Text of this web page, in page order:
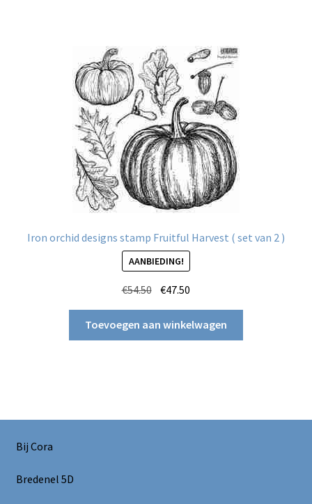
Iron orchid designs stamp Fruitful Harvest ( set van 2 )
AANBIEDING!
€54.50 Oorspronkelijke
was:
€54.50.
€47.50
is:
€47.50.
Toevoegen aan winkelwagen
Bij Cora
Bredenel 5D